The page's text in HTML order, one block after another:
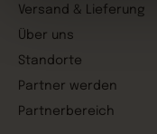
Versand & Lieferung
Über uns
Standorte
Partner werden
Partnerbereich